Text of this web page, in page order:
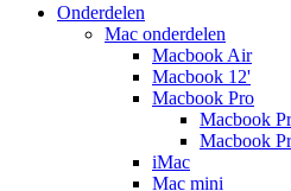
Onderdelen
Mac onderdelen
Macbook Air
Macbook 12'
Macbook Pro
Macbook
Macbook
iMac
Mac mini